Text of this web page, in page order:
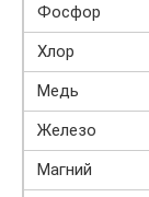
Фосфор
Хлор
Медь
Железо
Магний